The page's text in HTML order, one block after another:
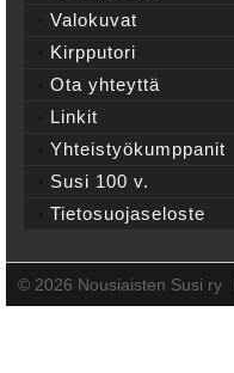
Valokuvat
Kirpputori
Ota yhteyttä
Linkit
Yhteistyökumppanit
Susi 100 v.
Tietosuojaseloste
© 2026 Nousiaisten Susi ry